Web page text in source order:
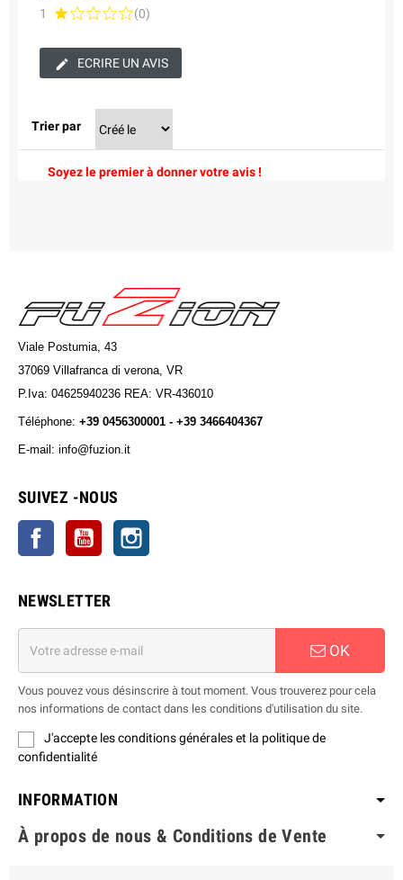
1
(0)
ECRIRE UN AVIS
Trier par
Soyez le premier à donner votre avis !
Viale Postumia, 43
37069 Villafranca di verona, VR
P.Iva: 04625940236 REA: VR-436010
Téléphone: +39 0456300001 - +39 3466404367
E-mail: info@fuzion.it
SUIVEZ -NOUS
Facebook YouTube
NEWSLETTER
OK
Vous pouvez vous désinscrire à tout moment. Vous trouverez pour cela
nos informations de contact dans les conditions d'utilisation du site.
J'accepte les conditions générales et la politique de
confidentialité
INFORMATION
À propos de nous & Conditions de Vente